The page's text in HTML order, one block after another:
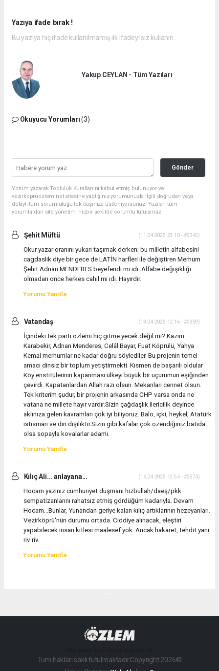
Yazıya ifade bırak !
Bu yazıya hiç ifade kullanılmamış ilk ifadeyi siz kullanın.
Yakup CEYLAN - Tüm Yazıları
Okuyucu Yorumları(3)
Gönder
Yorum yazarak Topluluk Kuralları’nı kabul etmiş bulunuyor ve
vezirkopruozlem.net sitesine yaptığınız yorumunuzla ilgili doğrudan veya
dolaylı tüm sorumluluğu tek başınıza üstleniyorsunuz. Yazılan tüm
yorumlardan site yönetimi hiçbir şekilde sorumlu tutulamaz.
Şehit Müftü (11.04.2025 23:10 - #3343)
Okur yazar oranını yukarı taşımak derken; bu milletin alfabesini
cagdaslik diye bir gece de LATİN harfleri ile değiştiren Merhum
Şehit Adnan MENDERES beyefendi mi idi. Alfabe değişikliği
olmadan once herkes cahil mi idi. Hayırdır.
Yorumu Yanıtla
Vatandaş (13.04.2025 12:16 - #3359)
İçindeki tek parti özlemi hiç gitme yecek değil mi? Kazım
Karabekir, Adnan Menderes, Celâl Bayar, Fuat Köprülü, Yahya
Kemal merhumlar ne kadar doğru söylediler. Bu projenin temel
amacı dinsiz bir toplum yetiştirmekti. Kısmen de başarılı oldular.
Köy enstitülerinin kapanması ülkeyi büyük bir uçurumun eşiğinden
çevirdi. Kapatanlardan Allah razı olsun. Mekanları cennet olsun.
Tek kriterim şudur, bir projenin arkasında CHP varsa onda ne
vatana ne millete hayır vardır.Sizin çağdaşlık ilericilik deyince
aklınıza gelen kavramları çok iyi biliyoruz. Balo, içki, heykel, Atatürk
istismarı ve din dışılıktır.Sizin gibi kafalar çok özendiğiniz batıda
olsa sopayla kovalarlar adamı.
Yorumu Yanıtla
Kılıç Ali... anlayana... (16.04.2025 12:54 - #3374)
Hocam yazınız cumhuriyet düşmanı hizbullah/daeş/pkk
sempatizanlarını rahatsız etmiş gördüğüm kadarıyla. Devam
Hocam...Bunlar, Yunandan geriye kalan kılıç artıklarının hezeyanları.
Vezirköprü'nün durumu ortada. Ciddiye alınacak, eleştiri
yapabilecek insan kitlesi maalesef yok. Ancak hakaret, tehdit yani
riv riv.
Yorumu Yanıtla
Tüm hakları saklı tutulmaktadır.Copyright 2026©